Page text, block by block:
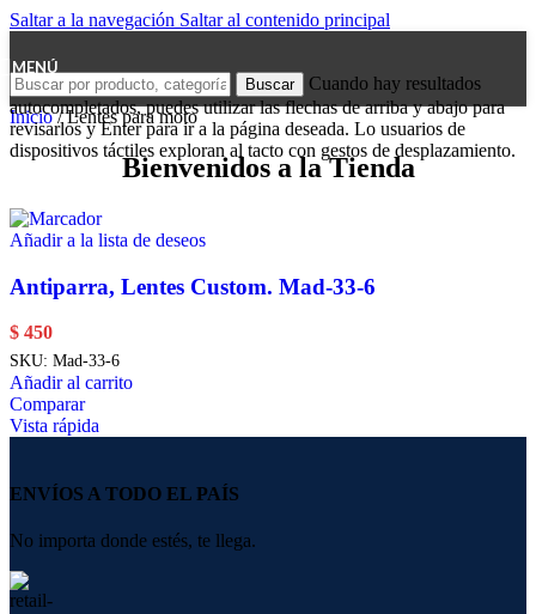
Saltar a la navegación Saltar al contenido principal
MENÚ
Buscar
Cuando hay resultados
autocompletados, puedes utilizar las flechas de arriba y abajo para
revisarlos y Enter para ir a la página deseada. Lo usuarios de
dispositivos táctiles exploran al tacto con gestos de desplazamiento.
Inicio/ Lentes para moto
Bienvenidos a la Tienda
Añadir a la lista de deseos
Antiparra, Lentes Custom. Mad-33-6
$ 450
SKU: Mad-33-6
Añadir al carrito
Comparar
Vista rápida
ENVÍOS A TODO EL PAÍS
No importa donde estés, te llega.